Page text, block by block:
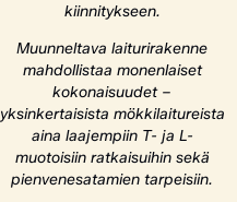
kiinnitykseen.
Muunneltava laiturirakenne
mahdollistaa monenlaiset
kokonaisuudet –
yksinkertaisista mökkilaitureista
aina laajempiin T- ja L-
muotoisiin ratkaisuihin sekä
pienvenesatamien tarpeisiin.